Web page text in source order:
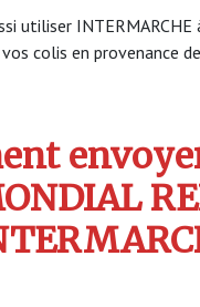
utiliser INTERMARCHE
colis en provenance